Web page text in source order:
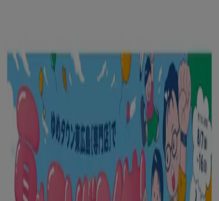
あなたはここにいる：
新潟市
Featured スーパーマーケット ファッション ホームセンター&
ドラッグストア レストラン
カラオケ & エンター
テイメントスポーツ おもちゃ&子供向け商品車&モーターバ
イク
新潟市 のトップカタログ